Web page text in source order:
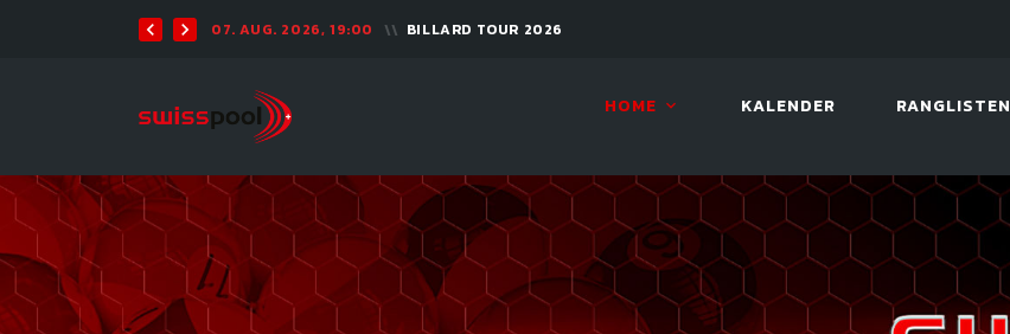
07. AUG. 2026, 19:00 BILLARD TOUR 2026
HOME KALENDER RANGLISTEN